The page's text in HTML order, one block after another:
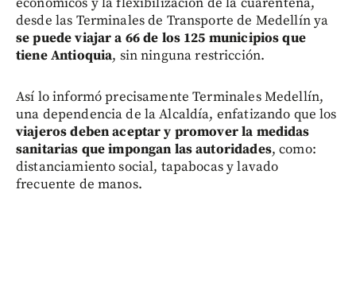
desde las Terminales de Transporte de Medellín ya
se puede viajar a 66 de los 125 municipiosque
tiene Antioquia, sin ninguna restricción.
Así lo informó precisamente Terminales Medellín,
una dependencia de la Alcaldía, enfatizando que los
viajeros deben aceptar y promover la medidas
sanitarias que impongan las autoridades, como:
distanciamiento social, tapabocas y lavado
frecuente de manos.